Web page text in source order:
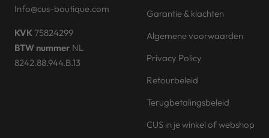
Info@cus-boutique.com
KVK75824299
BTW nummer NL
8242.88.944.B.13
Garantie & klachten
Algemene voorwaarden
Privacy Policy
Retourbeleid
Terugbetalingsbeleid
CUS in je winkel of webshop